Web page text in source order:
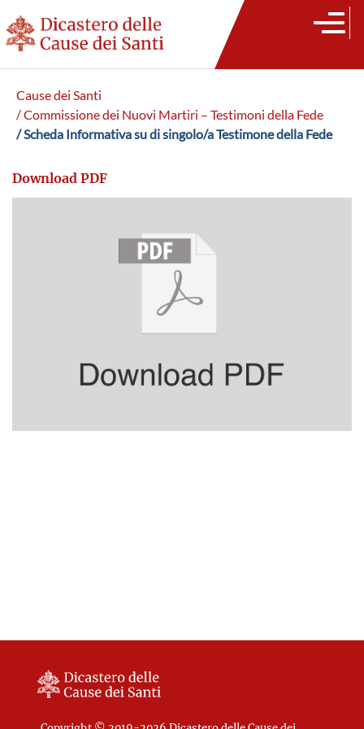
Cause dei Santi
/ Commissione dei Nuovi Martiri – Testimoni della Fede
/ Scheda Informativa su di singolo/a Testimone della Fede
Download PDF